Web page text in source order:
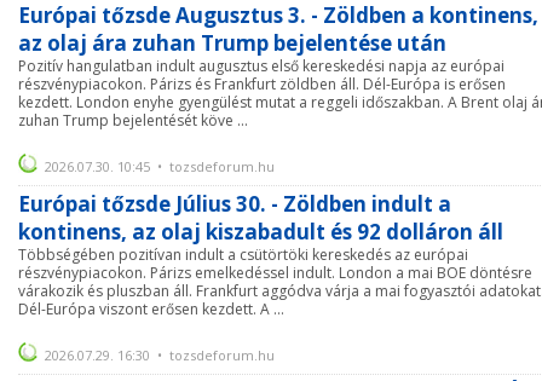
Európai tőzsde Augusztus 3. - Zöldben a kontinens,
az olaj ára zuhan Trump bejelentése után
Pozitív hangulatban indult augusztus első kereskedési napja az európai
részvénypiacokon. Párizs és Frankfurt zöldben áll. Dél-Európa is erősen
kezdett. London enyhe gyengülést mutat a reggeli időszakban. A Brent olaj
zuhan Trump bejelentését köve ...
2026.07.30. 10:45 • tozsdeforum.hu
Európai tőzsde Július 30. - Zöldben indult a
kontinens, az olaj kiszabadult és 92 dolláron áll
Többségében pozitívan indult a csütörtöki kereskedés az európai
részvénypiacokon. Párizs emelkedéssel indult. London a mai BOE döntésre
várakozik és pluszban áll. Frankfurt aggódva várja a mai fogyasztói
Dél-Európa viszont erősen kezdett. A ...
2026.07.29. 16:30 • tozsdeforum.hu